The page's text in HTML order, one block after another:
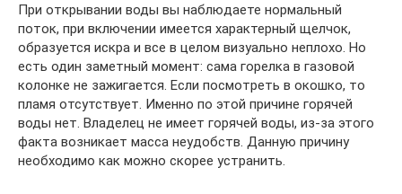
При открывании воды вы наблюдаете нормальный
поток, при включении имеется характерный щелчок,
образуется искра и все в целом визуально неплохо. Но
есть один заметный момент: сама горелка в газовой
колонке не зажигается. Если посмотреть в окошко, то
пламя отсутствует. Именно по этой причине горячей
воды нет. Владелец не имеет горячей воды, из-за этого
факта возникает масса неудобств. Данную причину
необходимо как можно скорее устранить.